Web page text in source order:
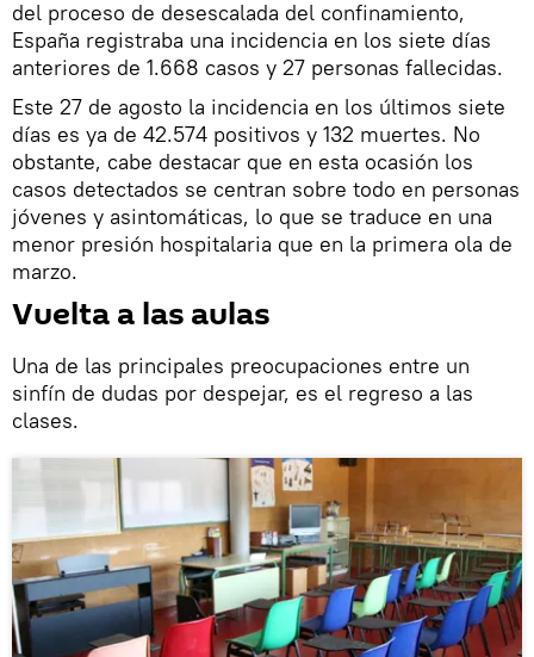
del proceso de desescalada del confinamiento,
España registraba una incidencia en los siete días
anteriores de 1.668 casos y 27 personas fallecidas.
Este 27 de agosto la incidencia en los últimos siete
días es ya de 42.574 positivos y 132 muertes. No
obstante, cabe destacar que en esta ocasión los
casos detectados se centran sobre todo en personas
jóvenes y asintomáticas, lo que se traduce en una
menor presión hospitalaria que en la primera ola de
marzo.
Vuelta a las aulas
Una de las principales preocupaciones entre un
sinfín de dudas por despejar, es el regreso a las
clases.